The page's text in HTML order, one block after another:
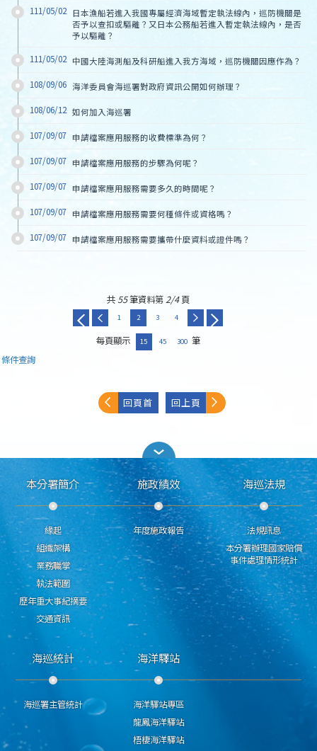
111/05/02 日本漁船若進入我國專屬經濟海域暫定執法線內，巡防機關是
否予以查扣或驅離？又日本公務船若進入暫定執法線內，是否
予以驅離？
111/05/02 中國大陸海測船及科研船進入我方海域，巡防機關因應作為？
108/09/06 海洋委員會海巡署對政府資訊公開如何辦理？
108/06/12 如何加入海巡署
107/09/07 申請檔案應用服務的收費標準為何？
107/09/07 申請檔案應用服務的步驟為何呢？
107/09/07 申請檔案應用服務需要多久的時間呢？
107/09/07 申請檔案應用服務需要何種條件或資格嗎？
107/09/07 申請檔案應用服務需要攜帶什麼資料或證件嗎？
共 55筆資料第2/4頁
1 2 3 4
每頁顯示 15 45 300 筆
條件查詢
回頁首 回上頁
本分署簡介
緣起
組織架構
業務職掌
執法範圍
歷年重大事紀摘要
交通資訊
施政績效
年度施政報告
海巡法規
法規訊息
本分署辦理國家賠償
事件處理情形統計
海巡統計
海巡署主管統計
海洋驛站
海洋驛站專區
龍鳳海洋驛站
梧棲海洋驛站